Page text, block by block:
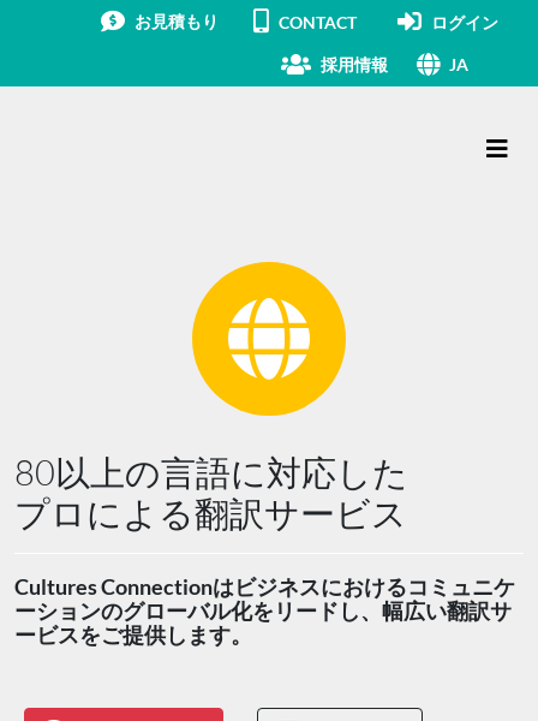
お見積もり CONTACT ログイン
採用情報 JA
80以上の言語に対応した
プロによる翻訳サービス
Cultures Connectionはビジネスにおけるコミュニケ
ーションのグローバル化をリードし、幅広い翻訳サ
ービスをご提供します。